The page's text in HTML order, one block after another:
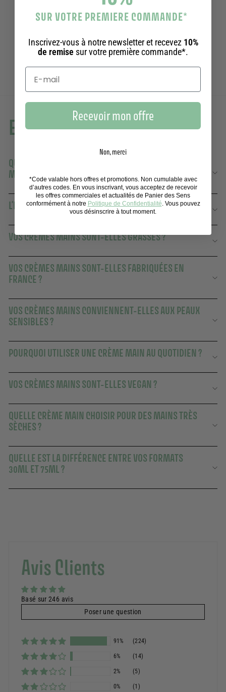
75ml
13,90€13,90€
En savoir plus
QUELS PARFUMS PROPOSEZ-VOUS DANS VOS CRÈMES
MAINS ?
L’IMPORTANCE ET LES BÉNÉFICES DES CRÈMES MAINS
VOS CRÈMES MAINS SONT-ELLES GRASSES ?
VOS CRÈMES MAINS SONT-ELLES FABRIQUÉES EN
FRANCE ?
VOS CRÈMES MAINS CONVIENNENT-ELLES AUX PEAUX
SENSIBLES ?
POURQUOI UTILISER UNE CRÈME MAIN AU QUOTIDIEN ?
VOS CRÈMES MAINS SONT-ELLES VEGAN ?
QUELLE CRÈME MAIN CHOISIR POUR DES MAINS TRÈS
SÈCHES ?
QUELLE EST LA DIFFÉRENCE ENTRE VOS FORMATS
30ML ET 75ML ?
Avis Clients
Basé sur 246 avis
Poser une question
91% (224)
6% (14)
2% (5)
0% (1)
SUR VOTRE PREMIERE COMMANDE*
Inscrivez-vous à notre newsletter et recevez 10%
de remise sur votre première commande*.
Recevoir mon offre
Non, merci
*Code valable hors offres et promotions. Non cumulable avec
d’autres codes. En vous inscrivant, vous acceptez de recevoir
les offres commerciales et actualités de Panier des Sens
conformément à notre Politique de Confidentialité. Vous pouvez
vous désinscrire à tout moment.